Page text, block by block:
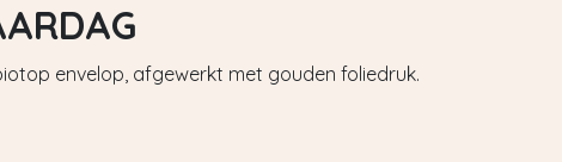
envelop, afgewerkt met gouden foliedruk.